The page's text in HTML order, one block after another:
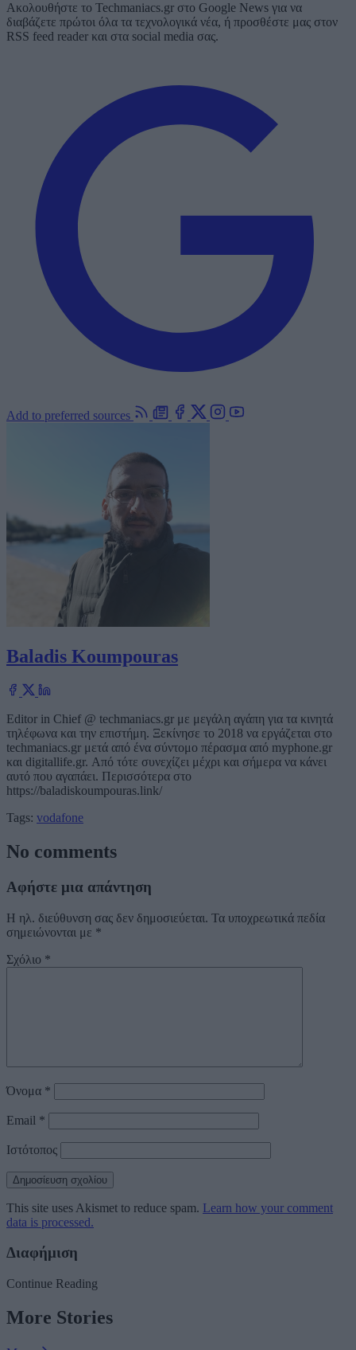
Ακολουθήστε το Techmaniacs.gr στο Google News για να
διαβάζετε πρώτοι όλα τα τεχνολογικά νέα, ή προσθέστε μας στον
RSS feed reader και στα social media σας.
Add to preferred sources
Baladis Koumpouras
Editor in Chief @ techmaniacs.gr με μεγάλη αγάπη για τα κινητά
τηλέφωνα και την επιστήμη. Ξεκίνησε το 2018 να εργάζεται στο
techmaniacs.gr μετά από ένα σύντομο πέρασμα από myphone.gr
και digitallife.gr. Από τότε συνεχίζει μέχρι και σήμερα να κάνει
αυτό που αγαπάει. Περισσότερα στο
https://baladiskoumpouras.link/
Tags: vodafone
No comments
Αφήστε μια απάντηση
Η ηλ. διεύθυνση σας δεν δημοσιεύεται. Τα υποχρεωτικά πεδία
σημειώνονται με *
Σχόλιο *
Όνομα *
Email *
Ιστότοπος
This site uses Akismet to reduce spam. Learn how your comment
data is processed.
Διαφήμιση
Continue Reading
More Stories